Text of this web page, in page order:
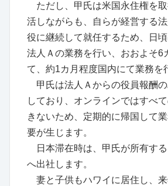
ただし、甲氏は米国永住権を
活しながらも、自らが経営する
役に継続して就任するため、日
法人Ａの業務を行い、おおよそ6
て、約1カ月程度国内にて業務を
甲氏は法人Ａからの役員報酬
しており、オンラインではすべ
きないため、定期的に帰国して
要が生じます。
日本滞在時は、甲氏が所有する
へ出社します。
妻と子供もハワイに居住し、